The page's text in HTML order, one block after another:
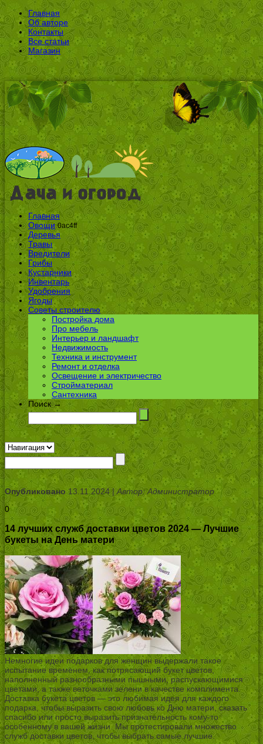
Главная
Об авторе
Контакты
Все статьи
Магазин
Главная
Овощи 0ac4ff
Деревья
Травы
Вредители
Грибы
Кустарники
Инвентарь
Удобрения
Ягоды
Советы строителю
Постройка дома
Про мебель
Интерьер и ландшафт
Недвижимость
Техника и инструмент
Ремонт и отделка
Освещение и электричество
Стройматериал
Сантехника
Поиск →
Опубликовано13.11.2024 | Автор: Администратор
0
14 лучших служб доставки цветов 2024 — Лучшие
букеты на День матери
Немногие идеи подарков для женщин выдержали такое
испытание временем, как потрясающий букет цветов,
наполненный разнообразными пышными, распускающимися
цветами, а также веточками зелени в качестве комплимента.
Доставка букета цветов — это любимая идея для каждого
подарка, чтобы выразить свою любовь ко Дню матери, сказать
спасибо или просто выразить признательность кому-то
особенному в вашей жизни. Мы протестировали множество
служб доставки цветов, чтобы выбрать самые лучшие.